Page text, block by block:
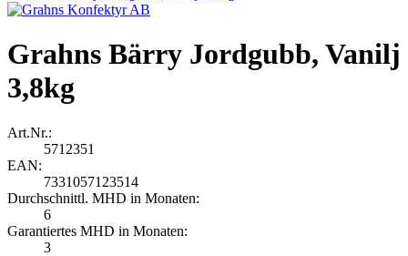
Grahns Bärry Jordgubb, Vanilj
3,8kg
Art.Nr.:
5712351
EAN:
7331057123514
Durchschnittl. MHD in Monaten:
6
Garantiertes MHD in Monaten:
3